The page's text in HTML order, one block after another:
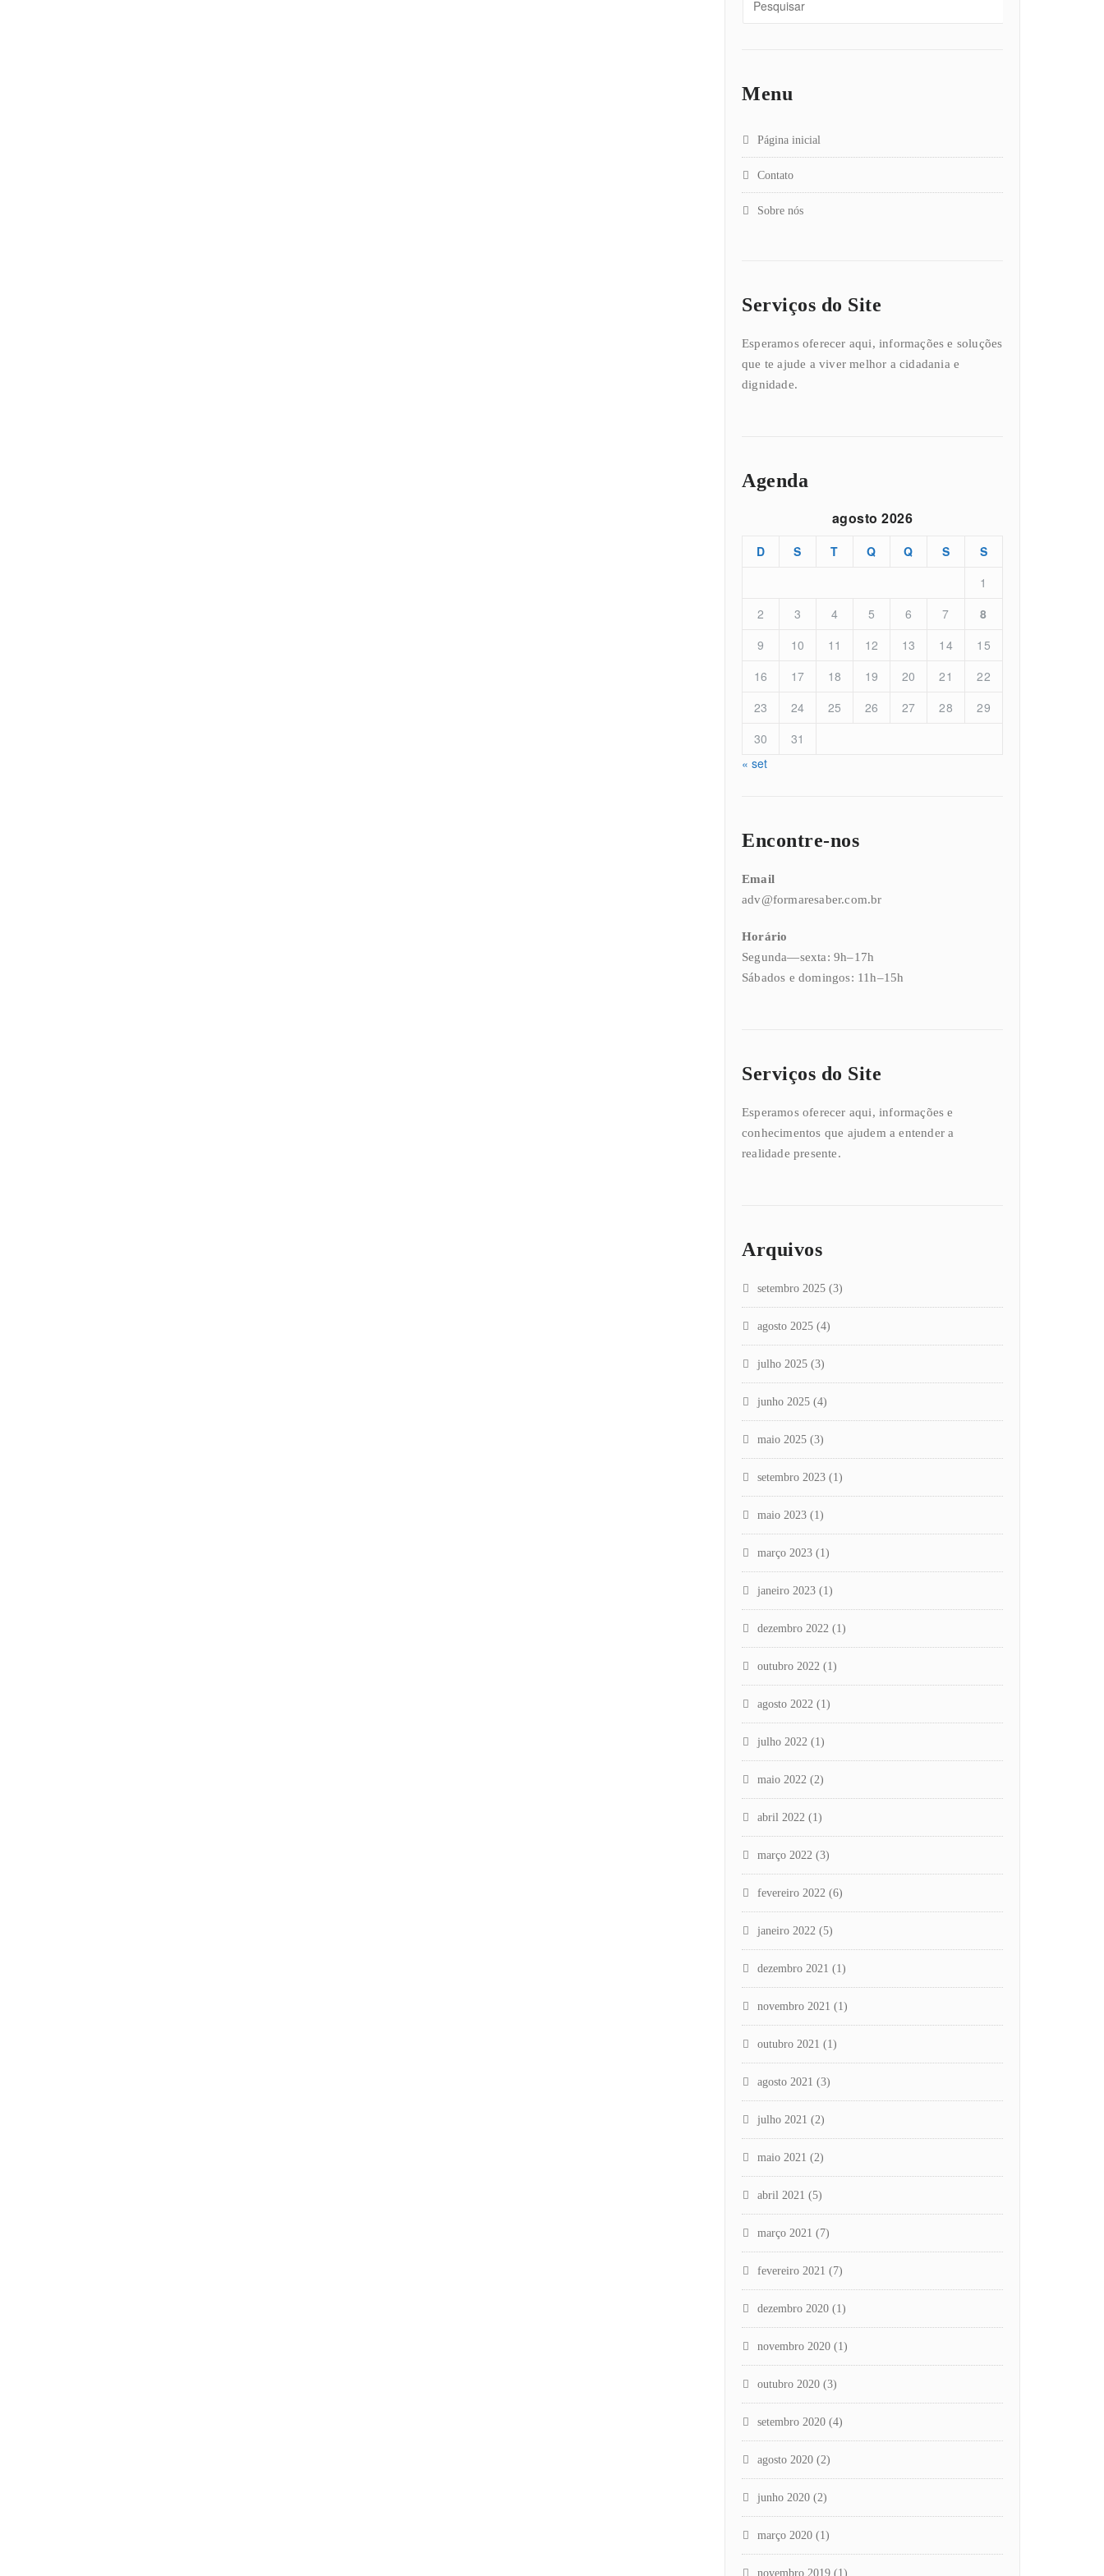
Menu
Página inicial
Contato
Sobre nós
Serviços do Site
Esperamos oferecer aqui, informações e soluções
que te ajude a viver melhor a cidadania e
dignidade.
Agenda
agosto 2026
D S T Q Q S
S
1
2
3 4 5 6 7
8
9
10 11 12 13 14
15
16
17 18 19 20 21
22
23
24 25 26 27 28
29
30
31
« set
Encontre-nos
Email
adv@formaresaber.com.br
Horário
Segunda—sexta: 9h–17h
Sábados e domingos: 11h–15h
Serviços do Site
Esperamos oferecer aqui, informações e
conhecimentos que ajudem a entender a
realidade presente.
Arquivos
setembro 2025 (3)
agosto 2025 (4)
julho 2025 (3)
junho 2025 (4)
maio 2025 (3)
setembro 2023 (1)
maio 2023 (1)
março 2023 (1)
janeiro 2023 (1)
dezembro 2022 (1)
outubro 2022 (1)
agosto 2022 (1)
julho 2022 (1)
maio 2022 (2)
abril 2022 (1)
março 2022 (3)
fevereiro 2022 (6)
janeiro 2022 (5)
dezembro 2021 (1)
novembro 2021 (1)
outubro 2021 (1)
agosto 2021 (3)
julho 2021 (2)
maio 2021 (2)
abril 2021 (5)
março 2021 (7)
fevereiro 2021 (7)
dezembro 2020 (1)
novembro 2020 (1)
outubro 2020 (3)
setembro 2020 (4)
agosto 2020 (2)
junho 2020 (2)
março 2020 (1)
novembro 2019 (1)